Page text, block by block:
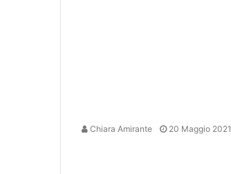
Chiara Amirante 20 Maggio 2021